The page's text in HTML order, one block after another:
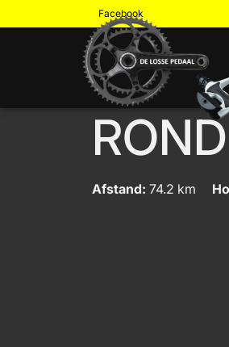
Facebook
Afstand: 74.2 km